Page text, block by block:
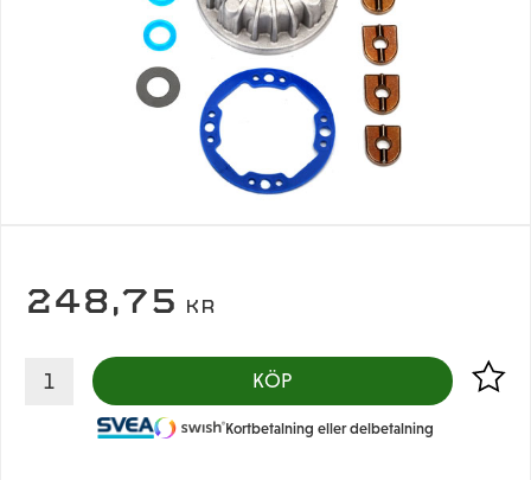
248,75 KR
KÖP Lägg
Kortbetalning eller delbetalning